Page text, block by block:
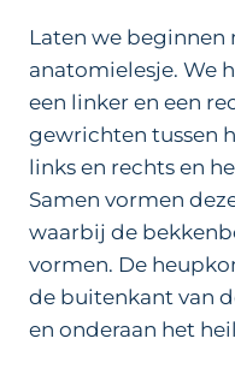
Laten we beginnen
anatomielesje. We
een linker en een
gewrichten tussen
links en rechts en
Samen vormen
waarbij de
vormen. De
de buitenkant van
en onderaan het